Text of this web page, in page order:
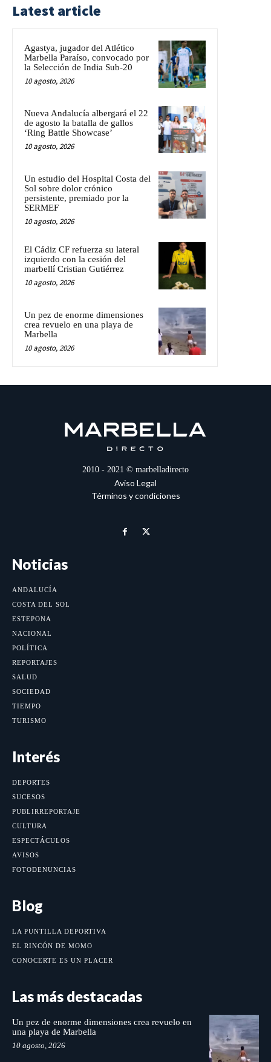
Latest article
Agastya, jugador del Atlético
Marbella Paraíso, convocado por
la Selección de India Sub-20
10 agosto, 2026
Nueva Andalucía albergará el 22
de agosto la batalla de gallos
‘Ring Battle Showcase’
10 agosto, 2026
Un estudio del Hospital Costa del
Sol sobre dolor crónico
persistente, premiado por la
SERMEF
10 agosto, 2026
El Cádiz CF refuerza su lateral
izquierdo con la cesión del
marbellí Cristian Gutiérrez
10 agosto, 2026
Un pez de enorme dimensiones
crea revuelo en una playa de
Marbella
10 agosto, 2026
2010 - 2021 © marbelladirecto
Aviso Legal
Términos y condiciones
Noticias
ANDALUCÍA
COSTA DEL SOL
ESTEPONA
NACIONAL
POLÍTICA
REPORTAJES
SALUD
SOCIEDAD
TIEMPO
TURISMO
Interés
DEPORTES
SUCESOS
PUBLIRREPORTAJE
CULTURA
ESPECTÁCULOS
AVISOS
FOTODENUNCIAS
Blog
LA PUNTILLA DEPORTIVA
EL RINCÓN DE MOMO
CONOCERTE ES UN PLACER
Las más destacadas
Un pez de enorme dimensiones crea revuelo en
una playa de Marbella
10 agosto, 2026